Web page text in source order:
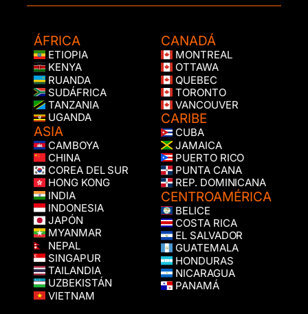
ÁFRICA
ETIOPIA
KENYA
RUANDA
SUDÁFRICA
TANZANIA
UGANDA
ASIA
CAMBOYA
CHINA
COREA DEL SUR
HONG KONG
INDIA
INDONESIA
JAPÓN
MYANMAR
NEPAL
SINGAPUR
TAILANDIA
UZBEKISTÁN
VIETNAM
CANADÁ
MONTREAL
OTTAWA
QUEBEC
TORONTO
VANCOUVER
CARIBE
CUBA
JAMAICA
PUERTO RICO
PUNTA CANA
REP. DOMINICANA
CENTROAMÉRICA
BELICE
COSTA RICA
EL SALVADOR
GUATEMALA
HONDURAS
NICARAGUA
PANAMÁ